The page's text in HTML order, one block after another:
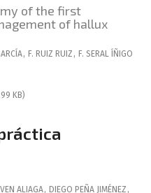
of the first
of hallux
, F. RUIZ RUIZ , F. SERAL ÍÑIGO
KB)
ALIAGA, DIEGO PEÑA JIMÉNEZ ,